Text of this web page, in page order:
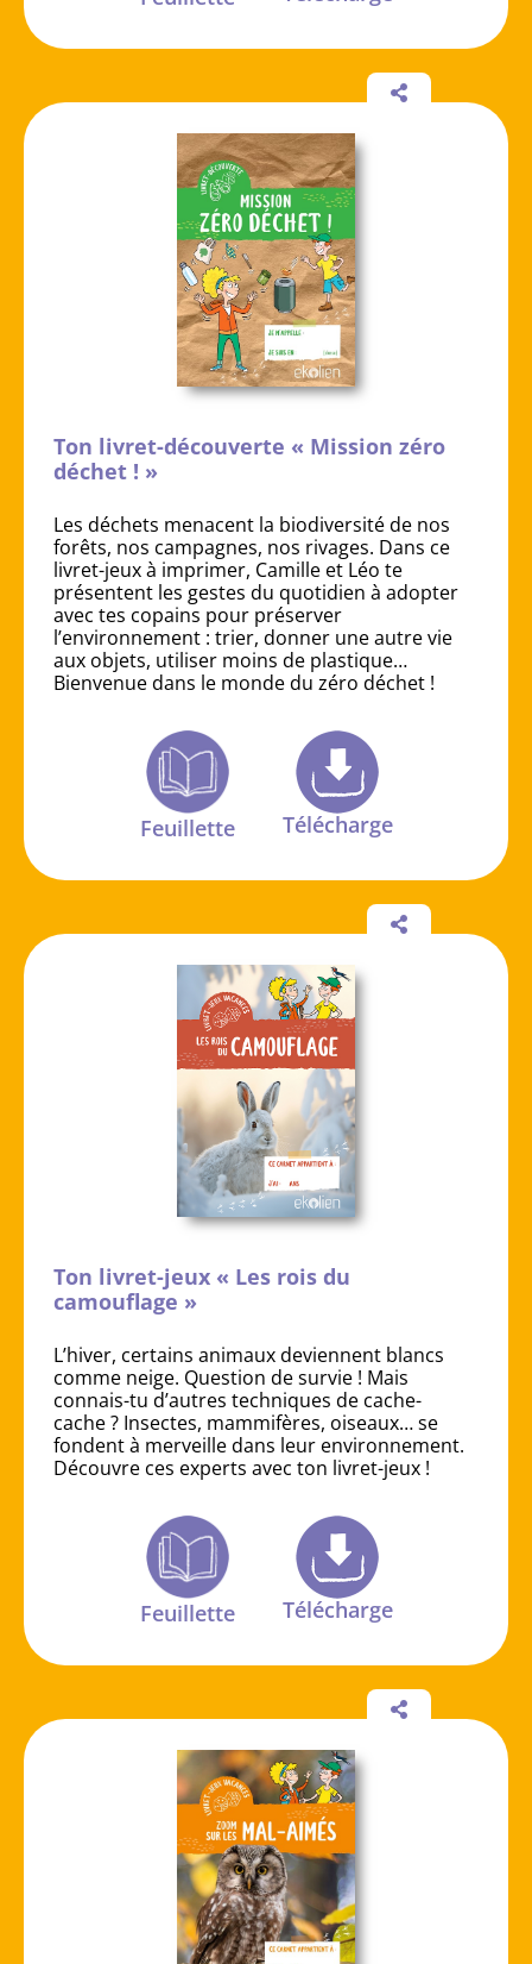
Ton livret-découverte « Mission zéro
déchet ! »
Les déchets menacent la biodiversité de nos
forêts, nos campagnes, nos rivages. Dans ce
livret-jeux à imprimer, Camille et Léo te
présentent les gestes du quotidien à adopter
avec tes copains pour préserver
l’environnement : trier, donner une autre vie
aux objets, utiliser moins de plastique…
Bienvenue dans le monde du zéro déchet !
Feuillette Télécharge
Ton livret-jeux « Les rois du
camouflage »
L’hiver, certains animaux deviennent blancs
comme neige. Question de survie ! Mais
connais-tu d’autres techniques de cache-
cache ? Insectes, mammifères, oiseaux… se
fondent à merveille dans leur environnement.
Découvre ces experts avec ton livret-jeux !
Feuillette Télécharge